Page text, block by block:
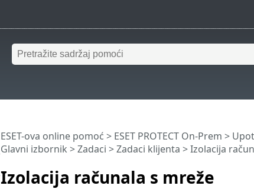
Izolacija računala s mreže
ESET-ova online pomoć > ESET PROTECT On-Prem >
Glavni izbornik >Zadaci >Zadaci klijenta > Izolacija